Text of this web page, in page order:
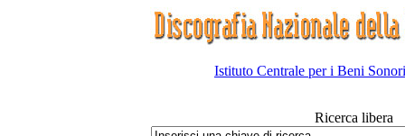
Istituto Centrale per i Beni
Ricerca libera